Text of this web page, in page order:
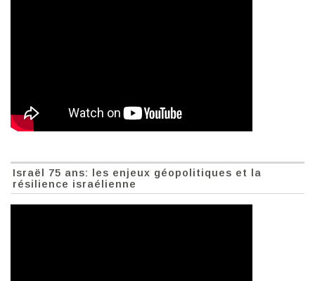
Israël 75 ans: les enjeux géopolitiques et la
résilience israélienne